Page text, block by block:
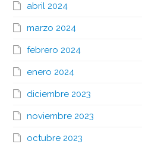
abril 2024
marzo 2024
febrero 2024
enero 2024
diciembre 2023
noviembre 2023
octubre 2023